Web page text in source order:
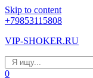
Skip to content
+79853115808
VIP-SHOKER.RU
0